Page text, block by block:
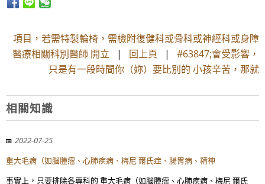
項目，若需特製輪椅，需檢附復健科或骨科或神經科或身障
醫療相關科別醫師 開立 | 回上頁 | #63847;會受影響，
只是有一段時間你（妳）要比別的 小孩辛苦，那就
相關知識
2022-07-25
重大毛病（如腦腫瘤、心肺疾病、梅尼 爾氏症、腸胃病、精神
事實上，只要排除各專科的 重大毛病（如腦腫瘤、心肺疾病、梅尼 爾氏